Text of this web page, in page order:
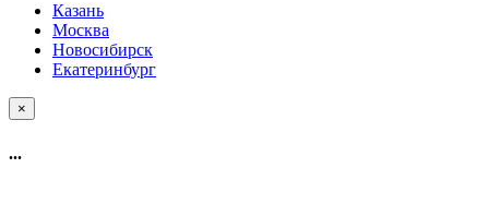
Казань
Москва
Новосибирск
Екатеринбург
×
...